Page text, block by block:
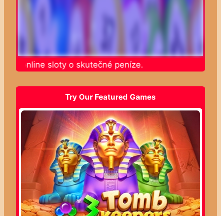
online sloty o skutečné peníze.
Try Our Featured Games